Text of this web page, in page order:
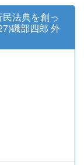
法典を創っ
磯部四郎 外